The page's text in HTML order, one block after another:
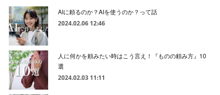
AIに頼るのか？AIを使うのか？って話
2024.02.06 12:46
人に何かを頼みたい時はこう言え！『ものの頼み方』10
選
2024.02.03 11:11